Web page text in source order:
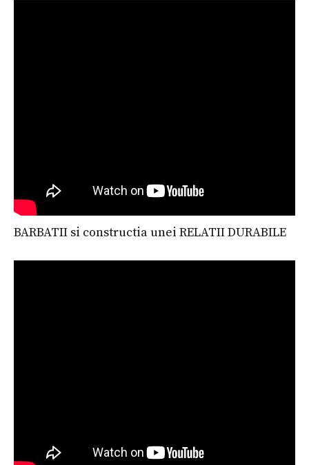
BARBATII si constructia unei RELATII DURABILE